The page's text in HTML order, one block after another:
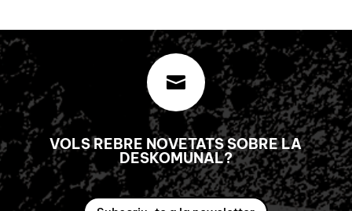

VOLS REBRE NOVETATS SOBRE LA
DESKOMUNAL?